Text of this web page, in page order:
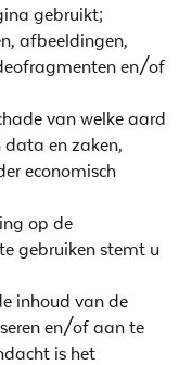
gebruikt;
afbeeldingen,
en/of
van welke aard
data en zaken,
economisch
op de
gebruiken stemt u
inhoud van de
en/of aan te
is het